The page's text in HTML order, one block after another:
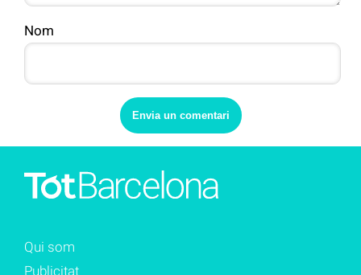
Nom
Qui som
Publicitat